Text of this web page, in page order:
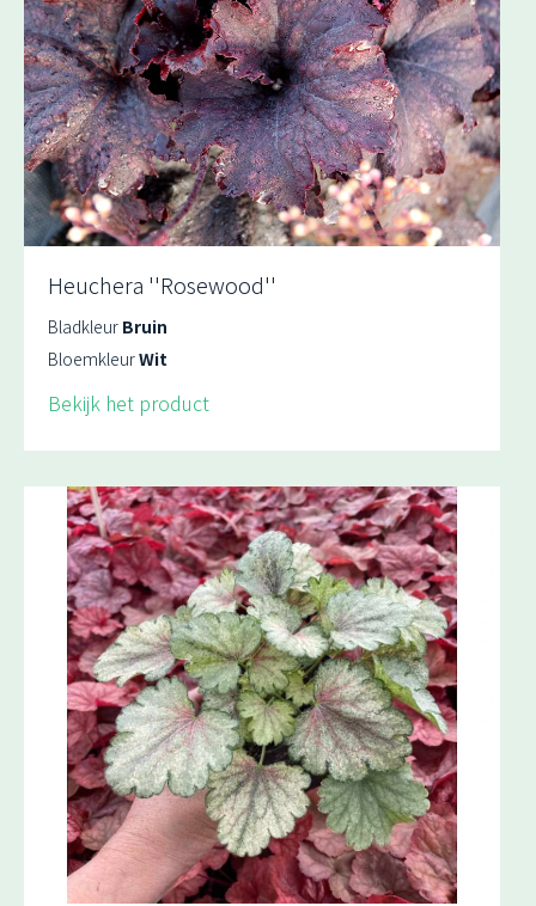
Heuchera ''Rosewood''
Bladkleur Bruin
BloemkleurWit
Bekijk het product